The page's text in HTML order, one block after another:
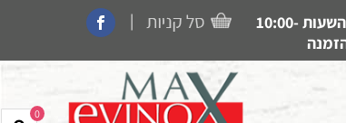
קנייה בחנות, איסוף עצמי, משלוחים ותמיכה זמין בין הימים א’-ה’ בין השעות 10:00-
|
0